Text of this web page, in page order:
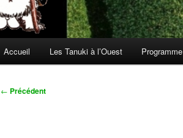
Accueil Les Tanuki à l’Ouest Programme
Navigation
← Précédent